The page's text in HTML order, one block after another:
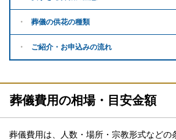
葬儀の供花の種類
ご紹介・ お申込みの流れ
葬儀費用の相場・目安金額
葬儀費用は、人数・場所・宗教形式などの